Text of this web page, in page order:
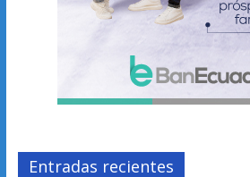
Entradas recientes